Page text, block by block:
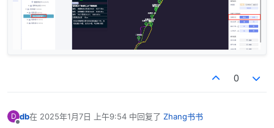
0
D db在 2025年1月7日 上午9:54 中回复了 Zhang书书
最后由 编辑